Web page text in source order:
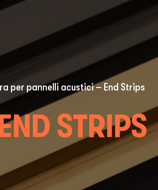
per pannelli acustici – End Strips
STRIPS